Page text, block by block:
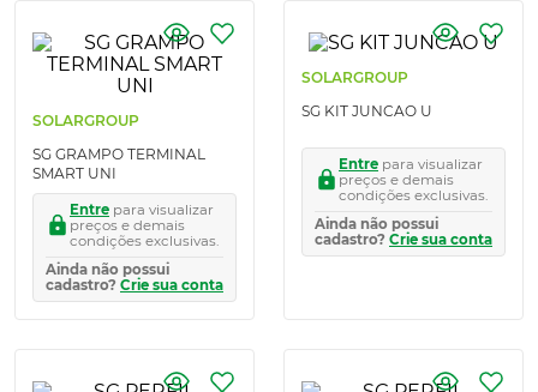
SOLARGROUP
SG GRAMPO TERMINAL
SMART UNI
Entre para visualizar
preços e demais
condições exclusivas.
Ainda não possui
cadastro? Crie sua conta
SOLARGROUP
SG KIT JUNCAO U
Entre para visualizar
preços e demais
condições exclusivas.
Ainda não possui
cadastro? Crie sua conta